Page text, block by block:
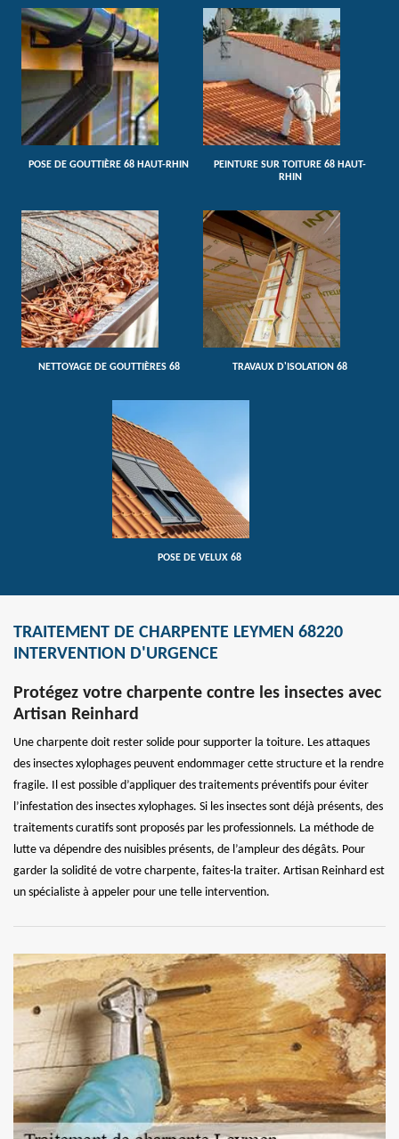
POSE DE GOUTTIÈRE 68 HAUT-RHIN
PEINTURE SUR TOITURE 68 HAUT-
RHIN
NETTOYAGE DE GOUTTIÈRES 68 TRAVAUX D'ISOLATION 68
POSE DE VELUX 68
TRAITEMENT DE CHARPENTE LEYMEN 68220
INTERVENTION D'URGENCE
Protégez votre charpente contre les insectes avec
Artisan Reinhard
Une charpente doit rester solide pour supporter la toiture. Les attaques
des insectes xylophages peuvent endommager cette structure et la rendre
fragile. Il est possible d’appliquer des traitements préventifs pour éviter
l’infestation des insectes xylophages. Si les insectes sont déjà présents, des
traitements curatifs sont proposés par les professionnels. La méthode de
lutte va dépendre des nuisibles présents, de l’ampleur des dégâts. Pour
garder la solidité de votre charpente, faites-la traiter. Artisan Reinhard est
un spécialiste à appeler pour une telle intervention.